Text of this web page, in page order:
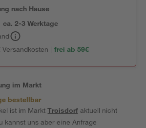
nach Hause
ca. 2-3 Werktage
| frei ab 59€
im Markt
bestellbar
ist im MarktTroisdorfaktuell nicht
kannst uns aber eine Anfrage